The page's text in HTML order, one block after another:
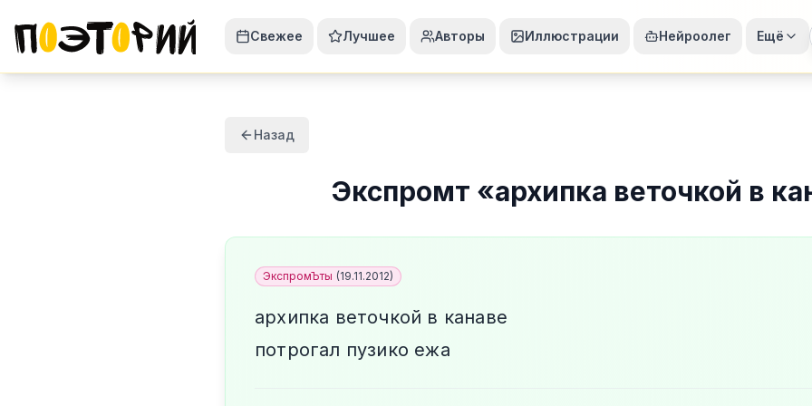
Свежее Лучшее Авторы Иллюстрации Нейроолег Ещё
Назад
Экспромт «архипка веточкой в
ЭкспромЪты (19.11.2012)
архипка веточкой в канаве
потрогал пузико ежа